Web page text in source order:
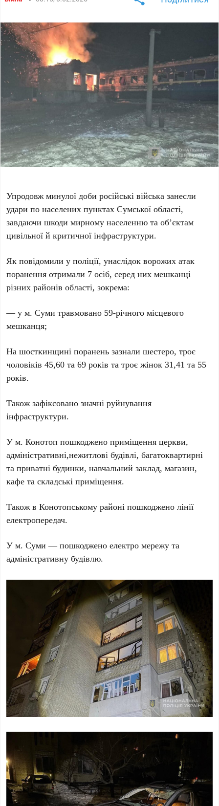
Упродовж минулої доби російські війська занесли
удари по населених пунктах Сумської області,
завдаючи шкоди мирному населенню та об’єктам
цивільної й критичної інфраструктури.
Як повідомили у поліції, унаслідок ворожих атак
поранення отримали 7 осіб, серед них мешканці
різних районів області, зокрема:
— у м. Суми травмовано 59-річного місцевого
мешканця;
На шосткинщині поранень зазнали шестеро, троє
чоловіків 45,60 та 69 років та троє жінок 31,41 та 55
років.
Також зафіксовано значні руйнування
інфраструктури.
У м. Конотоп пошкоджено приміщення церкви,
адміністративні,нежитлові будівлі, багатоквартирні
та приватні будинки, навчальний заклад, магазин,
кафе та складські приміщення.
Також в Конотопському районі пошкоджено лінії
електропередач.
У м. Суми — пошкоджено електро мережу та
адміністративну будівлю.